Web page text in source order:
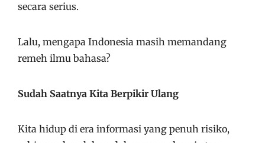
secara serius.
Lalu, mengapa Indonesia masih memandang
remeh ilmu bahasa?
Sudah Saatnya Kita Berpikir Ulang
Kita hidup di era informasi yang penuh risiko,